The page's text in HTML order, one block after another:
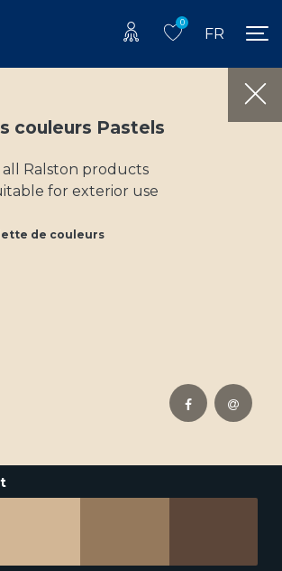
0
FR
couleurs Pastels
all Ralston products
for exterior use
de couleurs